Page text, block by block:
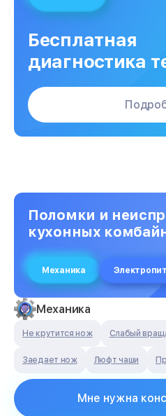
Бесплатная
диагностика
Поломки и
кухонных
Механика
Механика
Не крутится нож Слабый
Заедает нож Люфт чаши
Мне нужна